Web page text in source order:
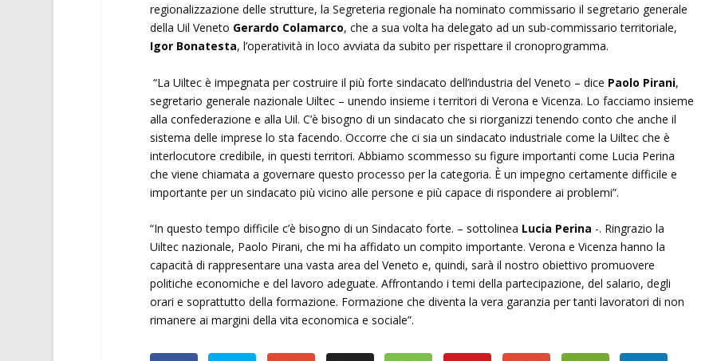
regionalizzazione delle strutture, la Segreteria regionale ha nominato commissario il segretario generale
della Uil Veneto Gerardo Colamarco, che a sua volta ha delegato ad un sub-commissario territoriale,
Igor Bonatesta, l’operatività in loco avviata da subito per rispettare il cronoprogramma.
“La Uiltec è impegnata per costruire il più forte sindacato dell’industria del Veneto – dice Paolo Pirani,
segretario generale nazionale Uiltec – unendo insieme i territori di Verona e Vicenza. Lo facciamo insieme
alla confederazione e alla Uil. C’è bisogno di un sindacato che si riorganizzi tenendo conto che anche il
sistema delle imprese lo sta facendo. Occorre che ci sia un sindacato industriale come la Uiltec che è
interlocutore credibile, in questi territori. Abbiamo scommesso su figure importanti come Lucia Perina
che viene chiamata a governare questo processo per la categoria. È un impegno certamente difficile e
importante per un sindacato più vicino alle persone e più capace di rispondere ai problemi”.
“In questo tempo difficile c’è bisogno di un Sindacato forte. – sottolinea Lucia Perina -. Ringrazio la
Uiltec nazionale, Paolo Pirani, che mi ha affidato un compito importante. Verona e Vicenza hanno la
capacità di rappresentare una vasta area del Veneto e, quindi, sarà il nostro obiettivo promuovere
politiche economiche e del lavoro adeguate. Affrontando i temi della partecipazione, del salario, degli
orari e soprattutto della formazione. Formazione che diventa la vera garanzia per tanti lavoratori di non
rimanere ai margini della vita economica e sociale”.